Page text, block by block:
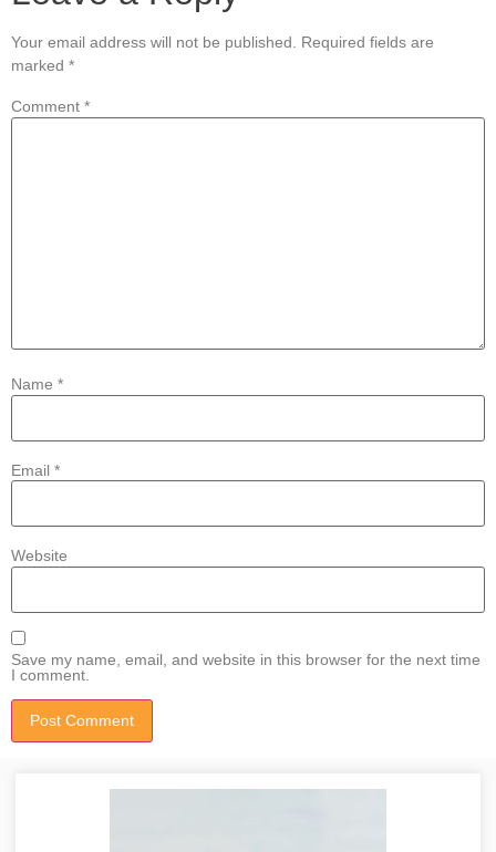
Your email address will not be published. Required fields are
marked *
Comment *
Name *
Email *
Website
Save my name, email, and website in this browser for the next time
I comment.